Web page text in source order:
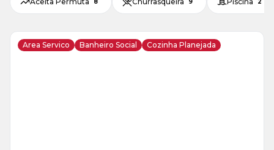
Area Servico Banheiro Social Cozinha Planejada